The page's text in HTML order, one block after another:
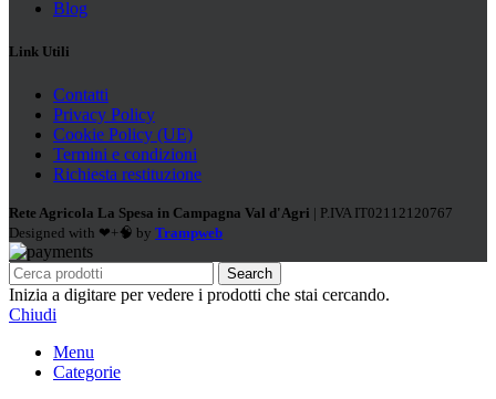
Blog
Link Utili
Contatti
Privacy Policy
Cookie Policy (UE)
Termini e condizioni
Richiesta restituzione
Rete Agricola La Spesa in Campagna Val d'Agri | P.IVA IT02112120767
Designed with ❤+🧠 by Trampweb
Search
Inizia a digitare per vedere i prodotti che stai cercando.
Chiudi
Menu
Categorie